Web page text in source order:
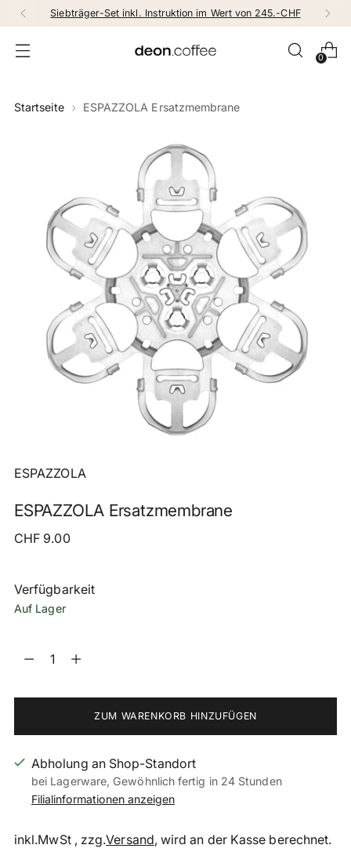
Siebträger-Set inkl. Instruktion im Wert von 245.-CHF
0
Startseite ESPAZZOLA Ersatzmembrane
ESPAZZOLA
ESPAZZOLA Ersatzmembrane
Regulärer
CHF 9.00
Verfügbarkeit
Auf Lager
Menge
ZUM WARENKORB HINZUFÜGEN
Abholung an Shop-Standort
bei Lagerware, Gewöhnlich fertig in 24 Stunden
Filialinformationen anzeigen
inkl.MwSt , zzg.Versand, wird an der Kasse berechnet.